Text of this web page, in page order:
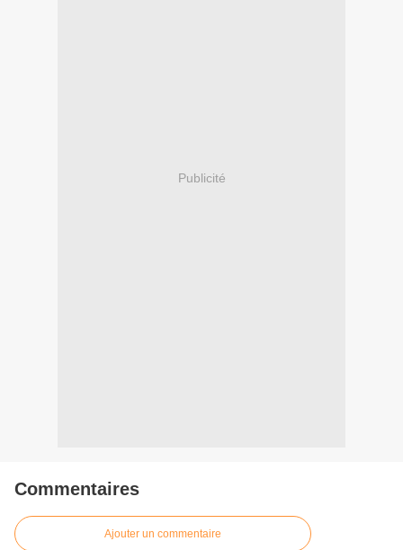
Publicité
Commentaires
Ajouter un commentaire